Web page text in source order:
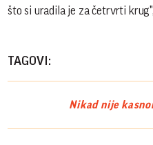
što si uradila je za četrvrti
TAGOVI:
Nikad nije kasno